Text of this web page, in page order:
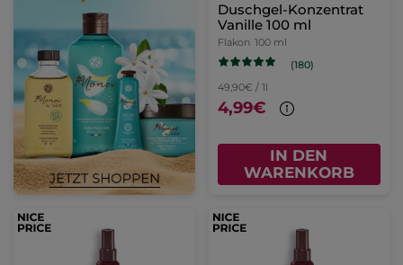
Duschgel-Konzentrat
Vanille 100 ml
Flakon 100 ml
(180)
49,90€ / 1l
4,99€
IN DEN
WARENKORB